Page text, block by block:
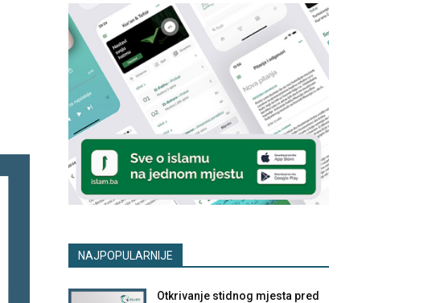
NAJPOPULARNIJE
Otkrivanje stidnog mjesta pred